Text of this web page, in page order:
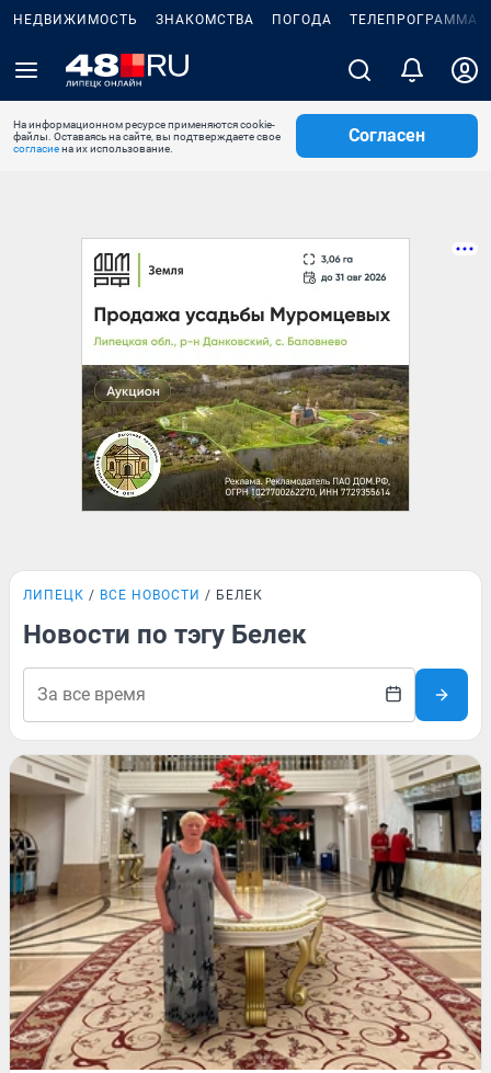
НЕДВИЖИМОСТЬ ЗНАКОМСТВА ПОГОДА ТЕЛЕПРОГРАММА
На информационном ресурсе применяются cookie-
файлы. Оставаясь на сайте, вы подтверждаете свое
согласиена их использование.
Согласен
ЛИПЕЦК ВСЕ НОВОСТИ БЕЛЕК
Новости по тэгу Белек